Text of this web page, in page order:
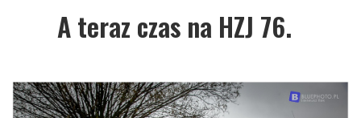
A teraz czas na HZJ 76.